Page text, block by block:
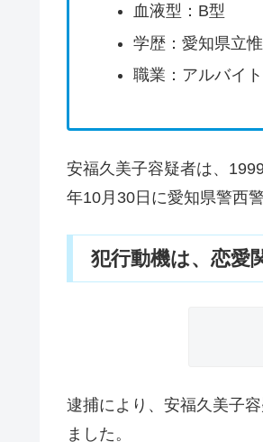
血液型：B型
学歴：愛知県立
職業：アルバイト
安福久美子容疑者は、
年10月30日に愛知県警西
犯行動機は、恋愛
逮捕により、安福久美子
ました。